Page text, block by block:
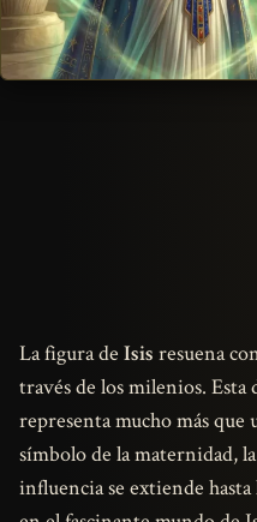
La figura de Isis resuena
través de los milenios. Esta
representa mucho más
símbolo de la maternidad,
influencia se extiende